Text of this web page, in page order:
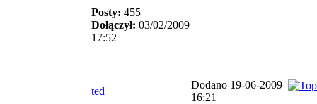
Posty: 455
Dołączył: 03/02/2009
17:52
ted
Dodano 19-06-2009
16:21